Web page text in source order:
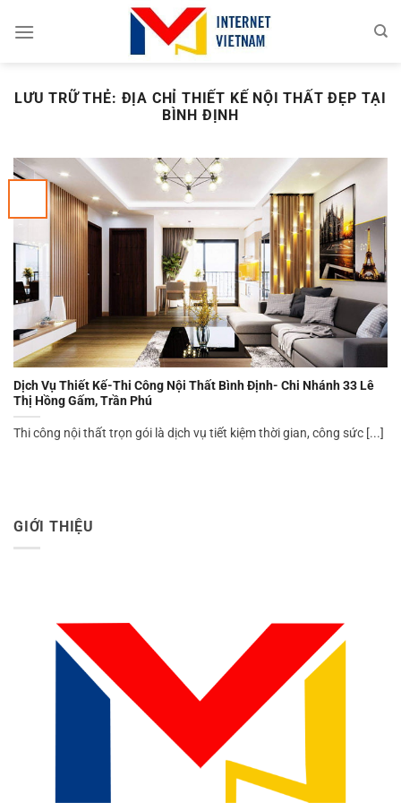
đến
LƯU TRỮ THẺ: ĐỊA CHỈ THIẾT KẾ NỘI THẤT ĐẸP TẠI
BÌNH ĐỊNH
Dịch Vụ Thiết Kế-Thi Công Nội Thất Bình Định- Chi Nhánh 33 Lê
Thị Hồng Gấm, Trần Phú
Thi công nội thất trọn gói là dịch vụ tiết kiệm thời gian, công sức [...]
GIỚI THIỆU